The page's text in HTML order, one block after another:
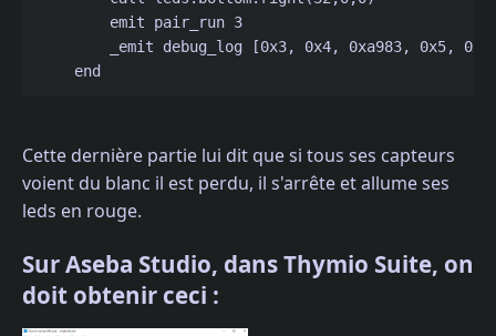
        emit pair_run 3
_emit debug_log [0x3, 0x4, 0xa983, 0x5,
Cette dernière partie lui dit que si tous ses capteurs
voient du blanc il est perdu, il s'arrête et allume ses
leds en rouge.
Sur Aseba Studio, dans Thymio Suite, on
doit obtenir ceci :